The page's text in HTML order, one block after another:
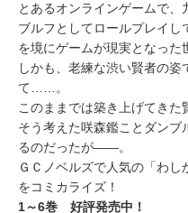
とあるオンラインゲームで
ブルフとしてロールプレイし
を境にゲームが現実となった
しかも、老練な渋い賢者の
て……。
このままでは築き上げてきた
そう考えた咲森鑑ことダン
るのだったが――。
ＧＣノベルズで人気の「わ
をコミカライズ！
1～6巻 好評発売中！